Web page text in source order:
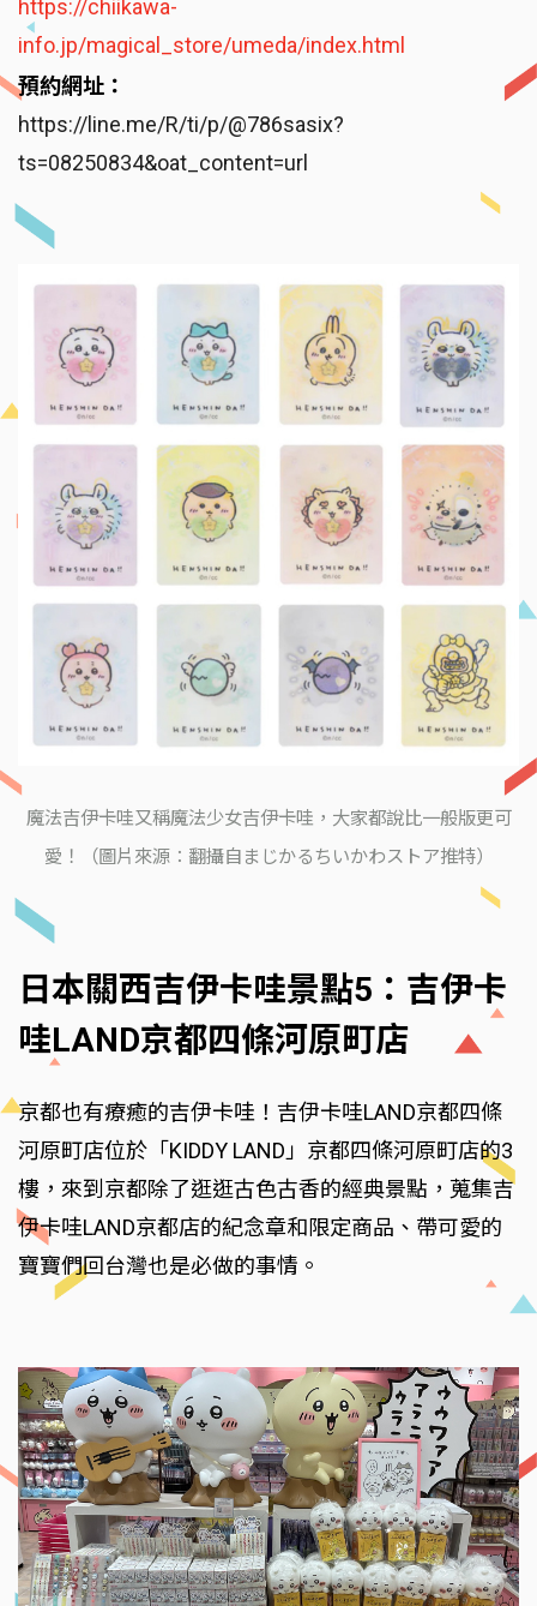
https://chiikawa-
info.jp/magical_store/umeda/index.html
預約網址：
https://line.me/R/ti/p/@786sasix?
ts=08250834&oat_content=url
魔法吉伊卡哇又稱魔法少女吉伊卡哇，大家都說比一般版更可
愛！（圖片來源：翻攝自まじかるちいかわストア推特）
日本關西吉伊卡哇景點5：吉伊卡
哇LAND京都四條河原町店
京都也有療癒的吉伊卡哇！吉伊卡哇LAND京都四條
河原町店位於「KIDDY LAND」京都四條河原町店的3
樓，來到京都除了逛逛古色古香的經典景點，蒐集吉
伊卡哇LAND京都店的紀念章和限定商品、帶可愛的
寶寶們回台灣也是必做的事情。